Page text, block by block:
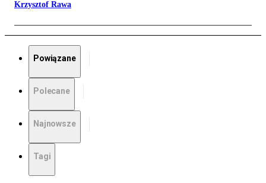
Krzysztof Rawa
Powiązane
Polecane
Najnowsze
Tagi